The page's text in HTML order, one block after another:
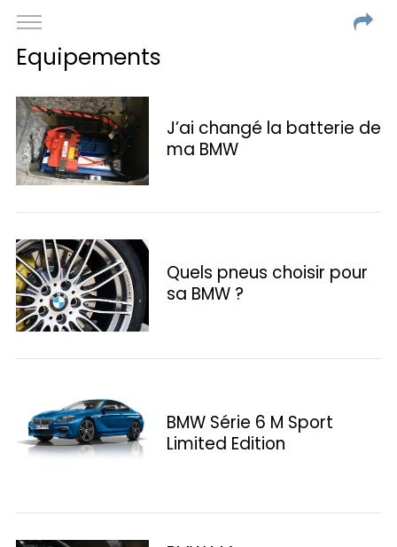
Equipements
J’ai changé la batterie de
ma BMW
Quels pneus choisir pour
sa BMW ?
BMW Série 6 M Sport
Limited Edition